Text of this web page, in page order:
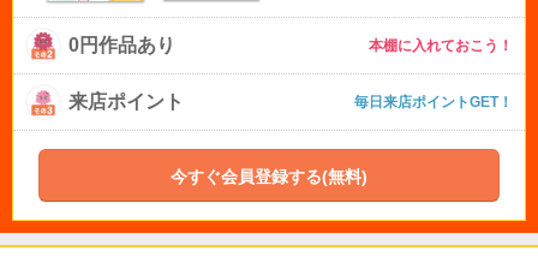
0円作品あり 本棚に入れておこう！
来店ポイント 毎日来店ポイントGET！
今すぐ会員登録する(無料)